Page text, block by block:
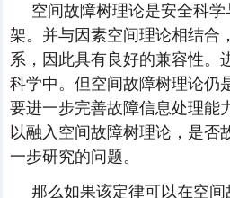
空间故障树理论是安全科
架。并与因素空间理论相结合
系，因此具有良好的兼容性。
科学中。但空间故障树理论仍
要进一步完善故障信息处理能
以融入空间故障树理论，是否
一步研究的问题。
那么如果该定律可以在空